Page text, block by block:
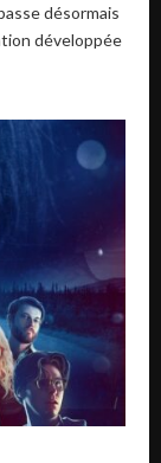
désormais
développée